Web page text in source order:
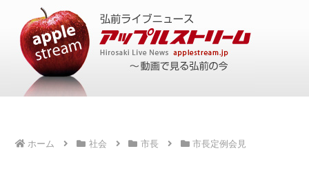
ホーム 社会 市長 市長定例会見